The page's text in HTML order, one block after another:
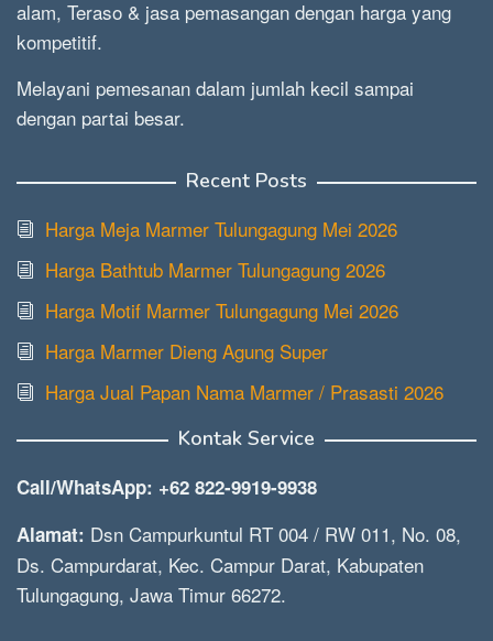
alam, Teraso & jasa pemasangan dengan harga yang
kompetitif.
Melayani pemesanan dalam jumlah kecil sampai
dengan partai besar.
Recent Posts
Harga Meja Marmer Tulungagung Mei 2026
Harga Bathtub Marmer Tulungagung 2026
Harga Motif Marmer Tulungagung Mei 2026
Harga Marmer Dieng Agung Super
Harga Jual Papan Nama Marmer / Prasasti 2026
Kontak Service
Call/WhatsApp: +62 822-9919-9938
Alamat: Dsn Campurkuntul RT 004 / RW 011, No. 08,
Ds. Campurdarat, Kec. Campur Darat, Kabupaten
Tulungagung, Jawa Timur 66272.